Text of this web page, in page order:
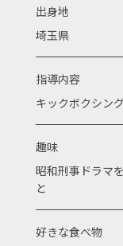
出身地
埼玉県
指導内容
キックボクシン
趣味
昭和刑事ドラマ
と
好きな食べ物